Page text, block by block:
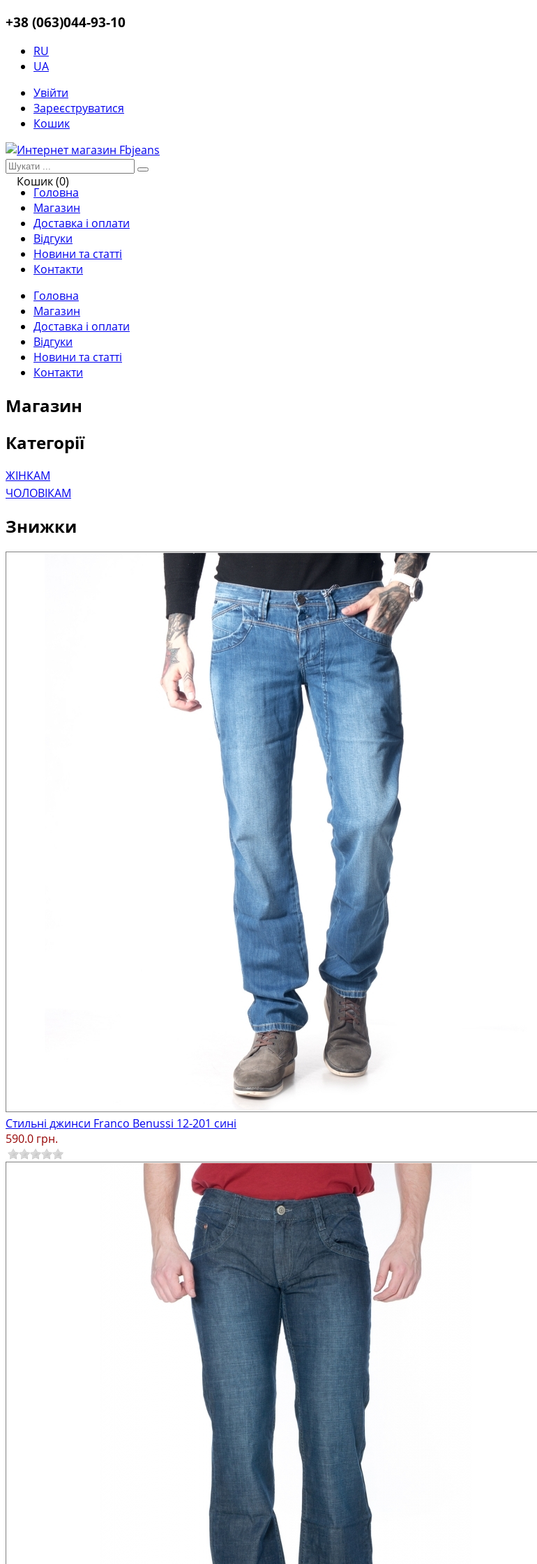
+38 (063)044-93-10
RU
UA
Увійти
Зареєструватися
Кошик
Кошик (0)
Головна
Магазин
Доставка і оплати
Відгуки
Новини та статті
Контакти
Головна
Магазин
Доставка і оплати
Відгуки
Новини та статті
Контакти
Магазин
Категорії
ЖІНКАМ
ЧОЛОВІКАМ
Знижки
Стильні джинси Franco Benussi 12-201 сині
590.0 грн.